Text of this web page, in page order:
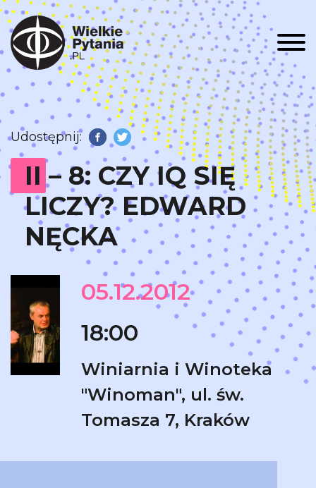
Udostępnij: Facebook
Twitter
II – 8: CZY IQ SIĘ
LICZY? EDWARD
NĘCKA
05.12.2012
18:00
Winiarnia i Winoteka
"Winoman", ul. św.
Tomasza 7, Kraków